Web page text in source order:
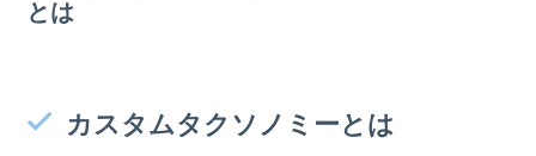
とは
カスタムタクソノミーとは